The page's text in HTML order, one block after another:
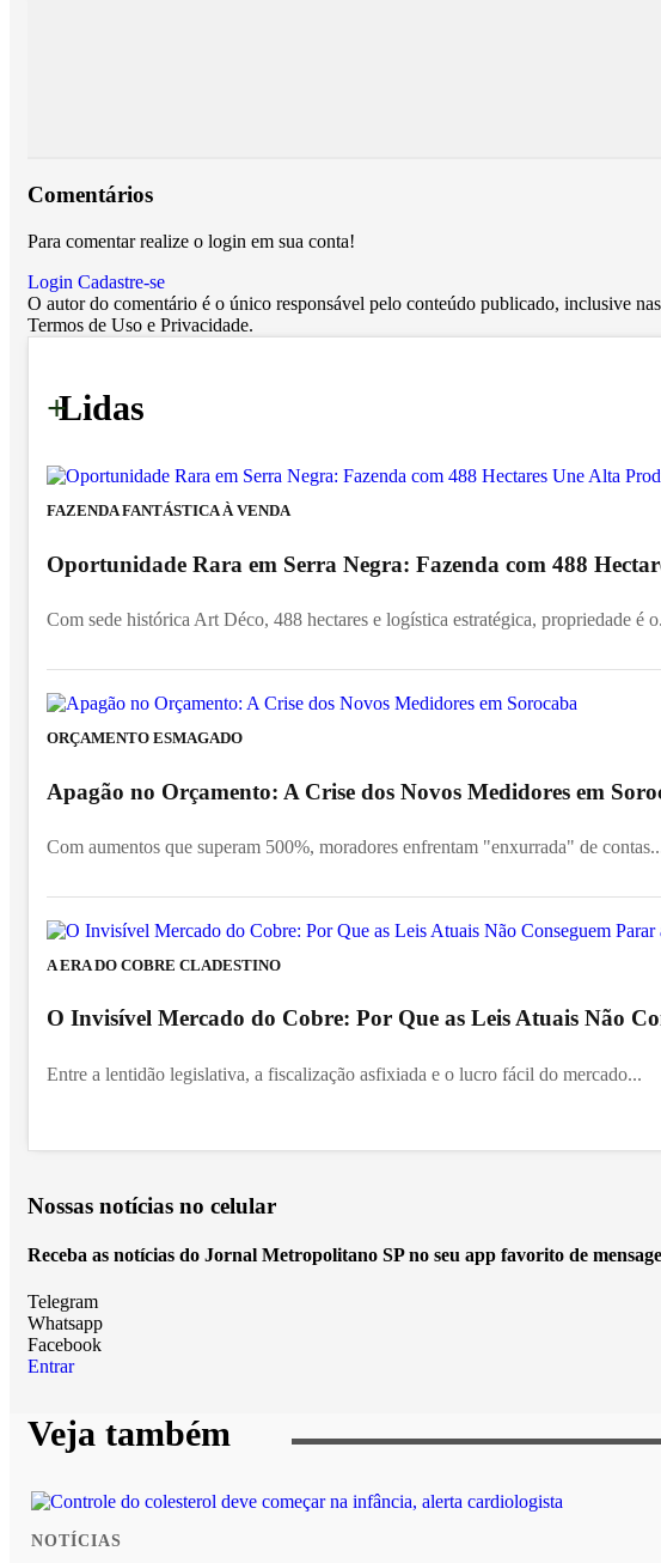
Comentários
Para comentar realize o login em sua conta!
Login Cadastre-se
O autor do comentário é o único responsável pelo conteúdo publicado, inclusive
Termos de Uso e Privacidade.
+
Lidas
FAZENDA FANTÁSTICA À VENDA
Oportunidade Rara em Serra Negra: Fazenda com 488
Com sede histórica Art Déco, 488 hectares e logística estratégica, propriedade é
ORÇAMENTO ESMAGADO
Apagão no Orçamento: A Crise dos Novos Medidores em
Com aumentos que superam 500%, moradores enfrentam "enxurrada" de
A ERA DO COBRE CLADESTINO
O Invisível Mercado do Cobre: Por Que as Leis Atuais Não
Entre a lentidão legislativa, a fiscalização asfixiada e o lucro fácil do mercado...
Nossas notícias no celular
Receba as notícias do Jornal Metropolitano SP no seu app favorito de
Telegram
Whatsapp
Facebook
Entrar
Veja também
NOTÍCIAS